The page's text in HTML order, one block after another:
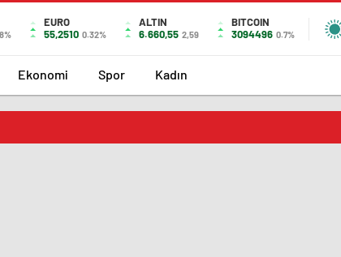
EURO
55,2510 0.32%
ALTIN
6.660,55 2,59
BITCOIN
3094496 0.7%
Ekonomi Spor Kadın